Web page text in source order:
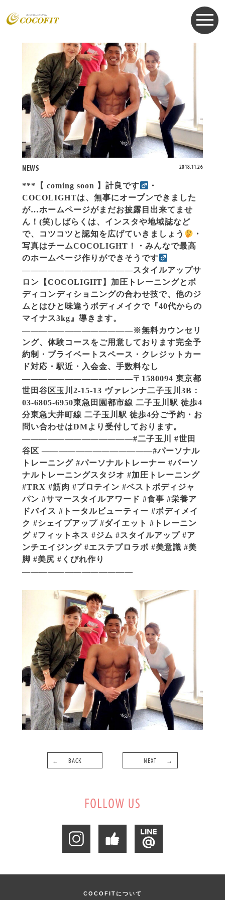
2018.11.26
NEWS
***【 coming soon 】計良です‍
・
COCOLIGHTは、無事にオープンできました
が…ホームページがまだお披露目出来てませ
ん！(笑)しばらくは、インスタや地域誌など
で、コツコツと認知を広げていきましょう
・
写真はチームCOCOLIGHT！・みんなで最高
のホームページ作りができそうです‍
—————————————スタイルアップサ
ロン【COCOLIGHT】︎加圧トレーニングとボ
ディコンディショニングの合わせ技で、他のジ
ムとはひと味違うボディメイクで『40代からの
マイナス3kg』導きます。
—————————————※無料カウンセリ
ング、体験コースをご用意しております︎完全予
約制・プライベートスペース・クレジットカー
ド対応・駅近・入会金、手数料なし
—————————————〒1580094 東京都
世田谷区玉川2-15-13 ヴァレンナ二子玉川3B︎︎：
03-6805-6950︎東急田園都市線 二子玉川駅 徒歩4
分東急大井町線 二子玉川駅 徒歩4分︎ご予約・お
問い合わせはDMより受付しております。
—————————————#二子玉川 #世田
谷区 —————————————#パーソナル
トレーニング #パーソナルトレーナー #パーソ
ナルトレーニングスタジオ #加圧トレーニング
#TRX #筋肉 #プロテイン #ベストボディジャ
パン #サマースタイルアワード #食事 #栄養ア
ドバイス #トータルビューティー #ボディメイ
ク #シェイプアップ #ダイエット #トレーニン
グ #フィットネス #ジム #スタイルアップ #ア
ンチエイジング #エステプロラボ #美意識 #美
脚 #美尻 #くびれ作り
—————————————
BACK NEXT
COCOFITについて